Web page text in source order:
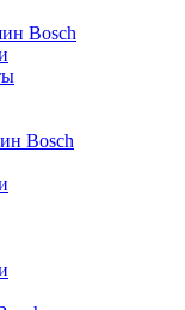
Bosch
Bosch